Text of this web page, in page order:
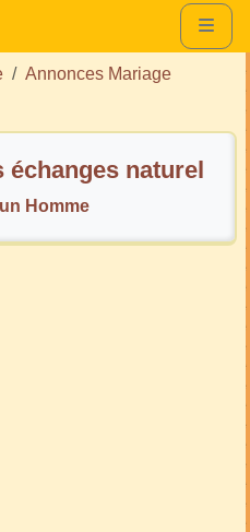
Annonces Mariage
échanges naturel
Homme